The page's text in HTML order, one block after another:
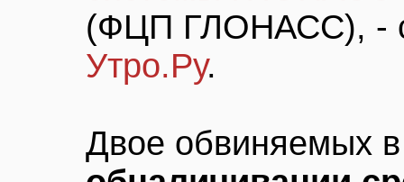
(ФЦП ГЛОНАСС), -
Утро.Ру.
Двое обвиняемых